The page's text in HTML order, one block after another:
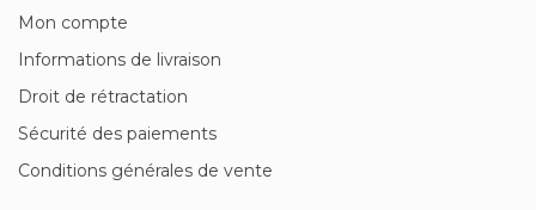
Mon compte
Informations de livraison
Droit de rétractation
Sécurité des paiements
Conditions générales de vente